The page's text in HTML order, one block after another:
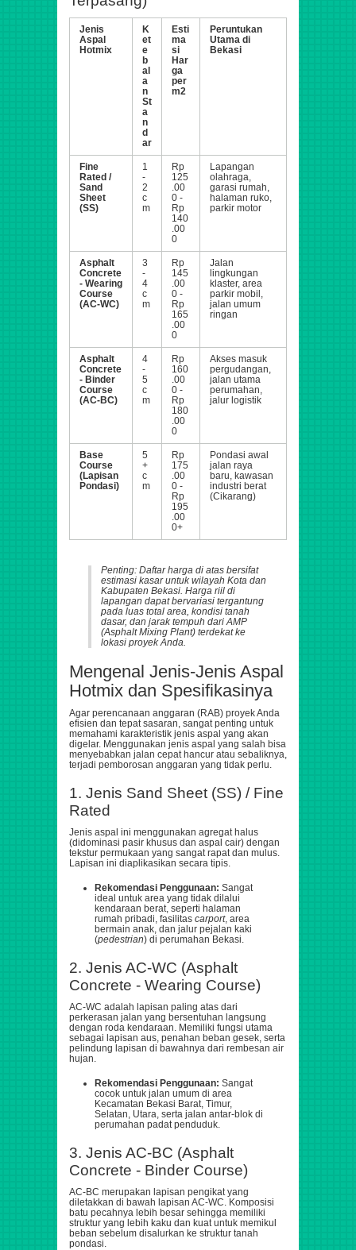
Jenis
Aspal
Hotmix
K
et
e
b
al
a
n
St
a
n
d
ar
Esti
ma
si
Har
ga
per
m2
Peruntukan
Utama di
Bekasi
Fine
Rated /
Sand
Sheet
(SS)
1
-
2
c
m
Rp
125
.00
0 -
Rp
140
.00
0
Lapangan
olahraga,
garasi rumah,
halaman ruko,
parkir motor
Asphalt
Concrete
- Wearing
Course
(AC-WC)
3
-
4
c
m
Rp
145
.00
0 -
Rp
165
.00
0
Jalan
lingkungan
klaster, area
parkir mobil,
jalan umum
ringan
Asphalt
Concrete
- Binder
Course
(AC-BC)
4
-
5
c
m
Rp
160
.00
0 -
Rp
180
.00
0
Akses masuk
pergudangan,
jalan utama
perumahan,
jalur logistik
Base
Course
(Lapisan
Pondasi)
5
+
c
m
Rp
175
.00
0 -
Rp
195
.00
0+
Pondasi awal
jalan raya
baru, kawasan
industri berat
(Cikarang)
Penting: Daftar harga di atas bersifat
estimasi kasar untuk wilayah Kota dan
Kabupaten Bekasi. Harga riil di
lapangan dapat bervariasi tergantung
pada luas total area, kondisi tanah
dasar, dan jarak tempuh dari AMP
(Asphalt Mixing Plant) terdekat ke
lokasi proyek Anda.
Mengenal Jenis-Jenis Aspal
Hotmix dan Spesifikasinya
Agar perencanaan anggaran (RAB) proyek Anda
efisien dan tepat sasaran, sangat penting untuk
memahami karakteristik jenis aspal yang akan
digelar. Menggunakan jenis aspal yang salah bisa
menyebabkan jalan cepat hancur atau sebaliknya,
terjadi pemborosan anggaran yang tidak perlu.
1. Jenis Sand Sheet (SS) / Fine
Rated
Jenis aspal ini menggunakan agregat halus
(didominasi pasir khusus dan aspal cair) dengan
tekstur permukaan yang sangat rapat dan mulus.
Lapisan ini diaplikasikan secara tipis.
Rekomendasi Penggunaan: Sangat
ideal untuk area yang tidak dilalui
kendaraan berat, seperti halaman
rumah pribadi, fasilitas carport, area
bermain anak, dan jalur pejalan kaki
(pedestrian) di perumahan Bekasi.
2. Jenis AC-WC (Asphalt
Concrete - Wearing Course)
AC-WC adalah lapisan paling atas dari
perkerasan jalan yang bersentuhan langsung
dengan roda kendaraan. Memiliki fungsi utama
sebagai lapisan aus, penahan beban gesek, serta
pelindung lapisan di bawahnya dari rembesan air
hujan.
Rekomendasi Penggunaan: Sangat
cocok untuk jalan umum di area
Kecamatan Bekasi Barat, Timur,
Selatan, Utara, serta jalan antar-blok di
perumahan padat penduduk.
3. Jenis AC-BC (Asphalt
Concrete - Binder Course)
AC-BC merupakan lapisan pengikat yang
diletakkan di bawah lapisan AC-WC. Komposisi
batu pecahnya lebih besar sehingga memiliki
struktur yang lebih kaku dan kuat untuk memikul
beban sebelum disalurkan ke struktur tanah
pondasi.